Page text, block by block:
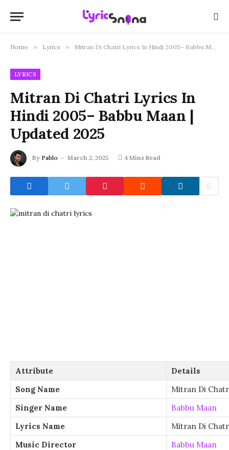
Home » Lyrics » Mitran Di Chatri Lyrics In Hindi 2005– Babbu Maan | Updated 2025
LYRICS
Mitran Di Chatri Lyrics In
Hindi 2005– Babbu Maan |
Updated 2025
By Pablo March 2, 2025 4 Mins Read
Attribute
Details
Song Name
Mitran Di
Singer Name
Babbu Maan
Lyrics Name
Mitran Di
Music Director
Babbu Maan